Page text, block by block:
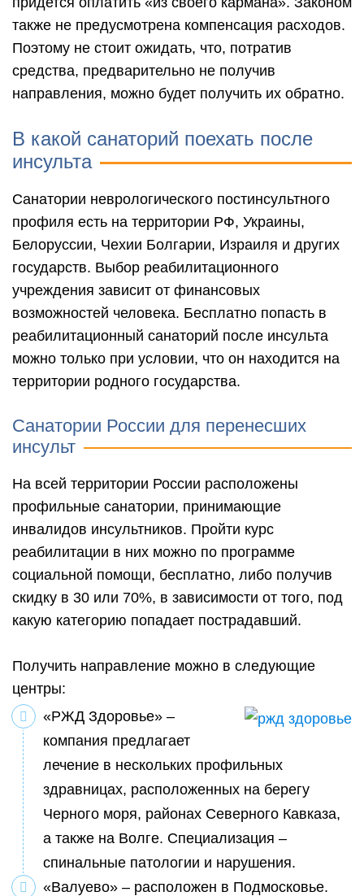
также не предусмотрена компенсация расходов.
Поэтому не стоит ожидать, что, потратив
средства, предварительно не получив
направления, можно будет получить их обратно.
В какой санаторий поехать после
инсульта
Санатории неврологического постинсультного
профиля есть на территории РФ, Украины,
Белоруссии, Чехии Болгарии, Израиля и других
государств. Выбор реабилитационного
учреждения зависит от финансовых
возможностей человека. Бесплатно попасть в
реабилитационный санаторий после инсульта
можно только при условии, что он находится на
территории родного государства.
Санатории России для перенесших
инсульт
На всей территории России расположены
профильные санатории, принимающие
инвалидов инсультников. Пройти курс
реабилитации в них можно по программе
социальной помощи, бесплатно, либо получив
скидку в 30 или 70%, в зависимости от того, под
какую категорию попадает пострадавший.
Получить направление можно в следующие
центры:
«РЖД Здоровье» –
компания предлагает
лечение в нескольких профильных
здравницах, расположенных на берегу
Черного моря, районах Северного Кавказа,
а также на Волге. Специализация –
спинальные патологии и нарушения.
«Валуево» – расположен в Подмосковье.